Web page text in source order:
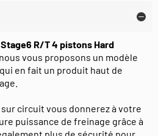
R/T 4 pistons Hard
vous proposons un modèle
en fait un produit haut de
circuit vous donnerez à votre
puissance de freinage grâce à